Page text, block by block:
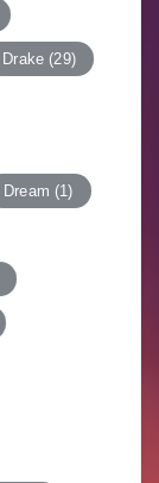
Drake (29)
Dream (1)